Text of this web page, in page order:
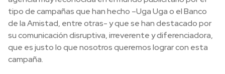
tipo de campañas que han hecho –Uga Uga o el Banco
de la Amistad, entre otras- y que se han destacado por
su comunicación disruptiva, irreverente y diferenciadora,
que es justo lo que nosotros queremos lograr con esta
campaña.